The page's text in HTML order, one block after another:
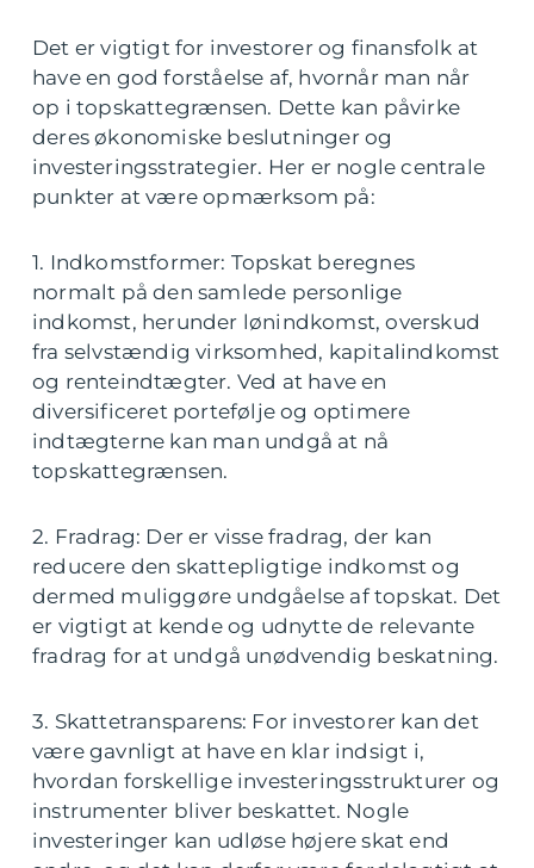
Det er vigtigt for investorer og finansfolk at
have en god forståelse af, hvornår man når
op i topskattegrænsen. Dette kan påvirke
deres økonomiske beslutninger og
investeringsstrategier. Her er nogle centrale
punkter at være opmærksom på:
1. Indkomstformer: Topskat beregnes
normalt på den samlede personlige
indkomst, herunder lønindkomst, overskud
fra selvstændig virksomhed, kapitalindkomst
og renteindtægter. Ved at have en
diversificeret portefølje og optimere
indtægterne kan man undgå at nå
topskattegrænsen.
2. Fradrag: Der er visse fradrag, der kan
reducere den skattepligtige indkomst og
dermed muliggøre undgåelse af topskat. Det
er vigtigt at kende og udnytte de relevante
fradrag for at undgå unødvendig beskatning.
3. Skattetransparens: For investorer kan det
være gavnligt at have en klar indsigt i,
hvordan forskellige investeringsstrukturer og
instrumenter bliver beskattet. Nogle
investeringer kan udløse højere skat end